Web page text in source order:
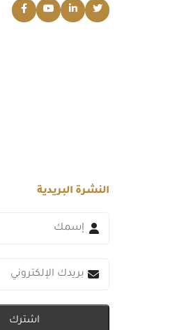
النشرة البريدية
اشترك